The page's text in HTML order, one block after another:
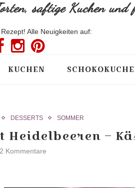
saftige Kuchen und
Alle Neuigkeiten auf:
KUCHEN
DESSERTS SOMMER
Heidelbeeren –
2 Kommentare